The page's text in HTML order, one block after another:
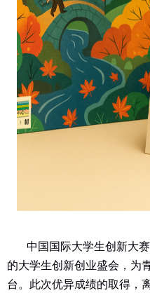
中国国际大学生创新大
的大学生创新创业盛会，为
台。此次优异成绩的取得，